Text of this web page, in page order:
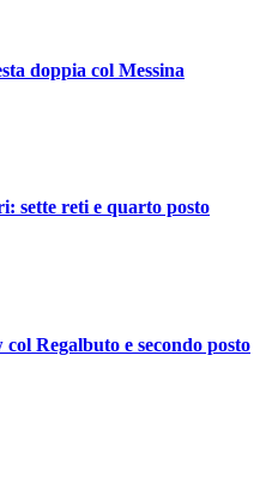
doppia col Messina
sette reti e quarto posto
Regalbuto e secondo posto